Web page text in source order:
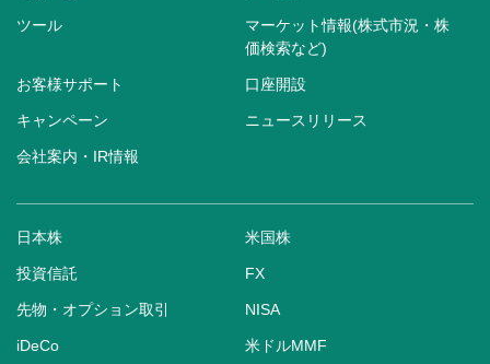
ツール
マーケット情報(株式市況・株
価検索など)
お客様サポート 口座開設
キャンペーン ニュースリリース
会社案内・IR情報
日本株 米国株
投資信託 FX
先物・オプション取引 NISA
iDeCo 米ドルMMF